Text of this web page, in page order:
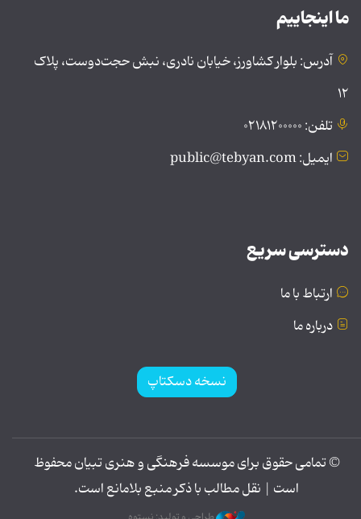
ما اینجاییم
آدرس: بلوار کشاورز، خیابان نادری، نبش حجت‌دوست، پلاک
۱۲
تلفن: ۰۲۱۸۱۲۰۰۰۰۰
ایمیل: public@tebyan.com
دسترسی سریع
ارتباط با ما
درباره ما
نسخه دسکتاپ
© تمامی حقوق برای موسسه فرهنگی و هنری تبیان محفوظ
است | نقل مطالب با ذکر منبع بلامانع است.